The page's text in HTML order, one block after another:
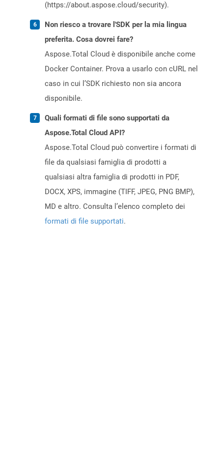
(https://about.aspose.cloud/security).
Non riesco a trovare l'SDK per la mia lingua
preferita. Cosa dovrei fare?
Aspose.Total Cloud è disponibile anche come
Docker Container. Prova a usarlo con cURL nel
caso in cui l’SDK richiesto non sia ancora
disponibile.
Quali formati di file sono supportati da
Aspose.Total Cloud API?
Aspose.Total Cloud può convertire i formati di
file da qualsiasi famiglia di prodotti a
qualsiasi altra famiglia di prodotti in PDF,
DOCX, XPS, immagine (TIFF, JPEG, PNG BMP),
MD e altro. Consulta l’elenco completo dei
formati di file supportati.